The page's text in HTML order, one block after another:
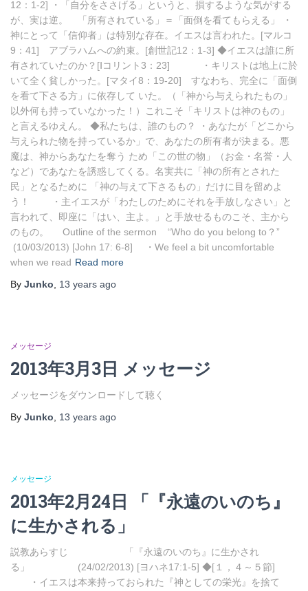
12：1-2] ・「自分をささげる」というと、損するような気がする
が、実は逆。 「所有されている」＝「面倒を看てもらえる」 ・
神にとって「信仰者」は特別な存在。イエスは言われた。[マルコ
9：41] アブラハムへの約束。[創世記12：1-3] ◆イエスは誰に所
有されていたのか？[Ⅰコリント3：23] ・キリストは地上に於
いて全く貧しかった。[マタイ8：19-20] すなわち、完全に「面倒
を看て下さる方」に依存して いた。（「神から与えられたもの」
以外何も持っていなかった！）これこそ「キリストは神のもの」
と言えるゆえん。 ◆私たちは、誰のもの？ ・あなたが「どこから
与えられた物を持っているか」で、あなたの所有者が決まる。悪
魔は、神からあなたを奪う ため「この世の物」（お金・名誉・人
など）であなたを誘惑してくる。名実共に「神の所有とされた
民」となるために 「神の与えて下さるもの」だけに目を留めよ
う！ ・主イエスが「わたしのためにそれを手放しなさい」と
言われて、即座に「はい、主よ。」と手放せるものこそ、主から
のもの。 Outline of the sermon “Who do you belong to？”
(10/03/2013) [John 17: 6-8] ・We feel a bit uncomfortable
when we read Read more
By Junko 13 years ago
メッセージ
2013年3月3日 メッセージ
メッセージをダウンロードして聴く
By Junko 13 years ago
メッセージ
2013年2月24日 「『永遠のいのち』
に生かされる」
説教あらすじ 「『永遠のいのち』に生かされ
る」 (24/02/2013) [ヨハネ17:1-5] ◆[１，４～５節]
・イエスは本来持っておられた『神としての栄光』を捨て